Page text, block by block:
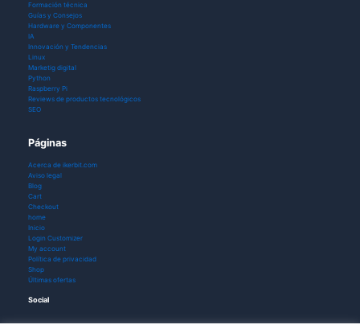
Formación técnica
Guías y Consejos
Hardware y Componentes
IA
Innovación y Tendencias
Linux
Marketig digital
Python
Raspberry Pi
Reviews de productos tecnológicos
SEO
Páginas
Acerca de ikerbit.com
Aviso legal
Blog
Cart
Checkout
home
Inicio
Login Customizer
My account
Política de privacidad
Shop
Últimas ofertas
Social